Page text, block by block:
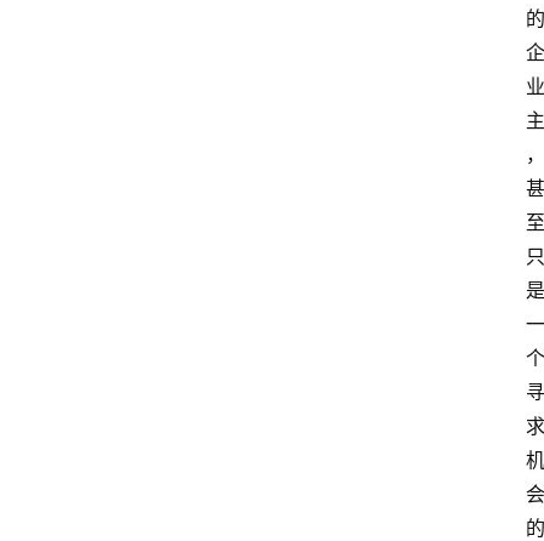
的
企
业
主
，
甚
至
只
是
一
个
寻
求
机
会
的